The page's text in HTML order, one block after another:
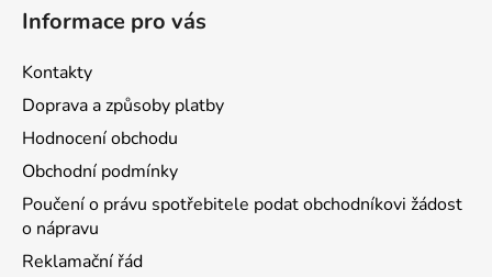
Informace pro vás
Kontakty
Doprava a způsoby platby
Hodnocení obchodu
Obchodní podmínky
Poučení o právu spotřebitele podat obchodníkovi žádost
o nápravu
Reklamační řád